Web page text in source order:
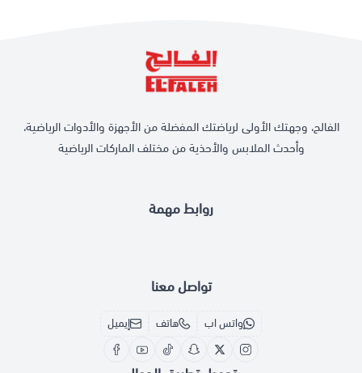
روابط مهمة
الفالح، وجهتك الأولى لرياضتك المفضلة من الأجهزة والأدوات الرياضية،
وأحدث الملابس والأحذية من مختلف الماركات الرياضية
تواصل معنا
واتس اب هاتف إيميل